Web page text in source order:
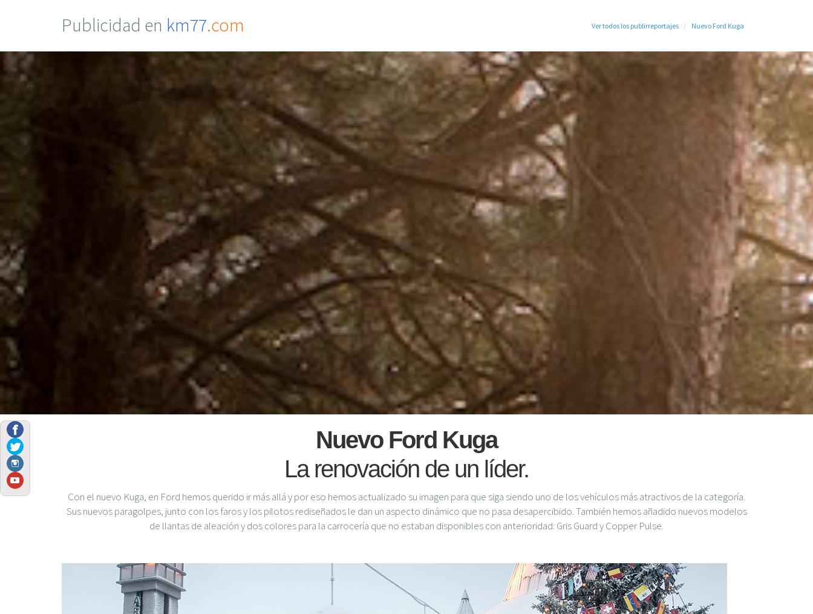
Publicidad en km77.com Ver todos los publirreportajes Nuevo Ford Kuga
Nuevo Ford Kuga
La renovación de un líder.
Con el nuevo Kuga, en Ford hemos querido ir más allá y por eso hemos actualizado su imagen para que siga siendo uno de los vehículos más atractivos de la categoría.
Sus nuevos paragolpes, junto con los faros y los pilotos rediseñados le dan un aspecto dinámico que no pasa desapercibido. También hemos añadido nuevos modelos
de llantas de aleación y dos colores para la carrocería que no estaban disponibles con anterioridad: Gris Guard y Copper Pulse.